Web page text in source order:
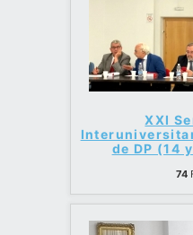
XXI
de DP (14
74